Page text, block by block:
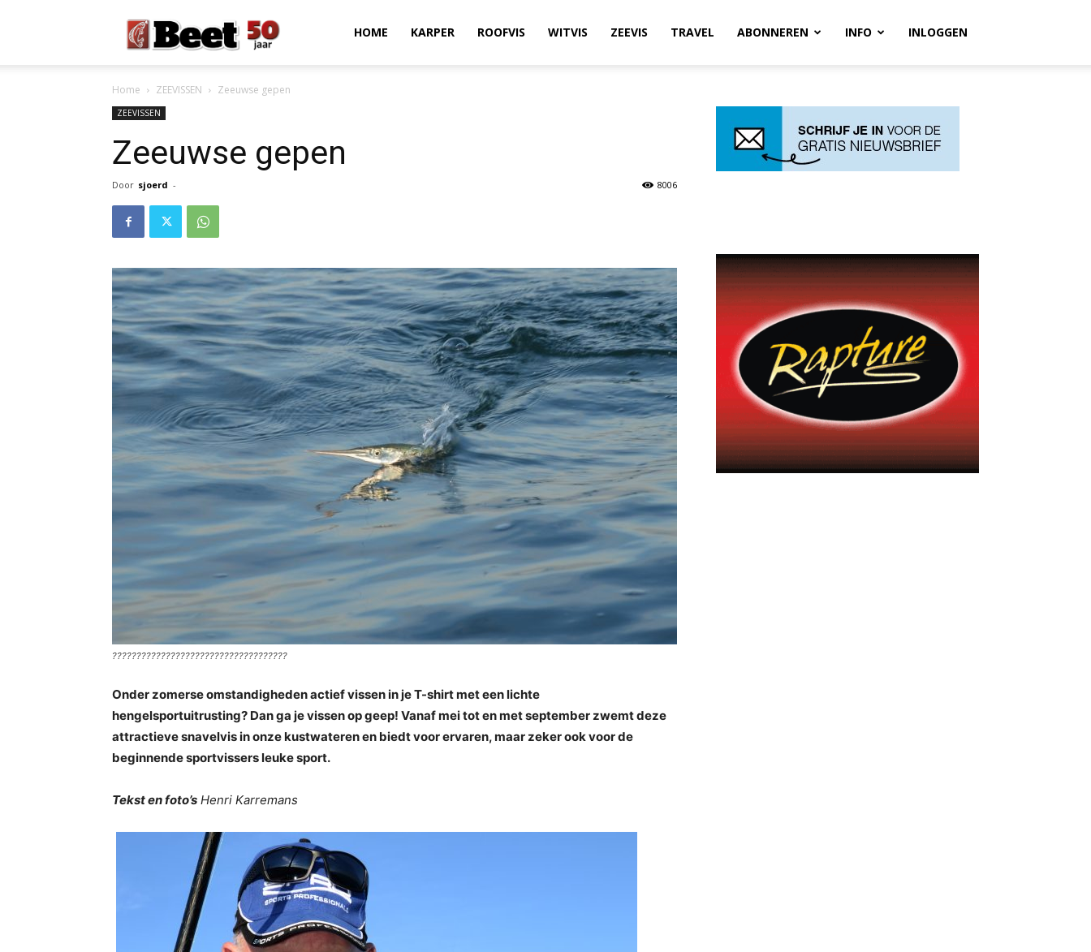
HOME KARPER ROOFVIS WITVIS ZEEVIS TRAVEL ABONNEREN INFO INLOGGEN
Home ZEEVISSEN Zeeuwse gepen
ZEEVISSEN
Zeeuwse gepen
Door sjoerd - 8006
????????????????????????????????????
Onder zomerse omstandigheden actief vissen in je T-shirt met een lichte
hengelsportuitrusting? Dan ga je vissen op geep! Vanaf mei tot en met september zwemt deze
attractieve snavelvis in onze kustwateren en biedt voor ervaren, maar zeker ook voor de
beginnende sportvissers leuke sport.
Tekst en foto’s Henri Karremans